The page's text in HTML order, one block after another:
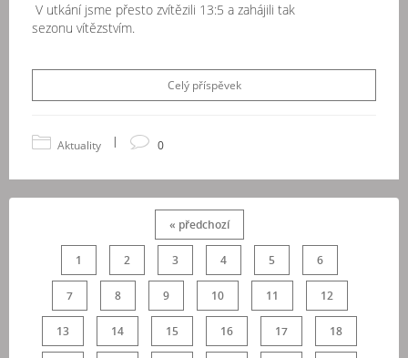
V utkání jsme přesto zvítězili 13:5 a zahájili tak
sezonu vítězstvím.
Celý příspěvek
Aktuality | 0
« předchozí
1 2 3 4 5 6
7 8 9 10 11 12
13 14 15 16 17 18